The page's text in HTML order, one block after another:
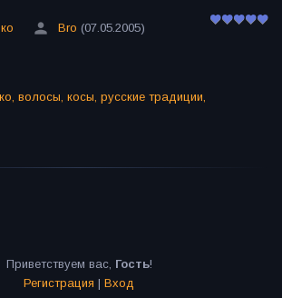
Bro (07.05.2005)
, волосы, косы, русские традиции,
Приветствуем вас, Гость!
Регистрация | Вход